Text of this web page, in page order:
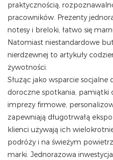
praktycznością,
pracowników. Prezenty
notesy i breloki, łatwo się
Natomiast niestandardowe
nierdzewnej to artykuły
żywotności.
Służąc jako wsparcie
doroczne spotkania, pamiątki
imprezy firmowe,
zapewniają długotrwałą
klienci używają ich
podróży i na świeżym
marki. Jednorazowa